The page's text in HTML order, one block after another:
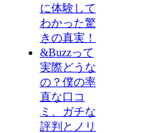
に体験して
わかった驚
きの真実！
&Buzzって
実際どうな
の？僕の率
直な口コ
ミ、ガチな
評判とノリ